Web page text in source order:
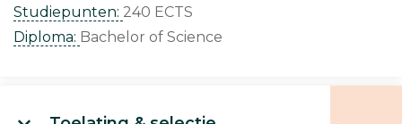
Studiepunten: 240 ECTS
Diploma: Bachelor of Science